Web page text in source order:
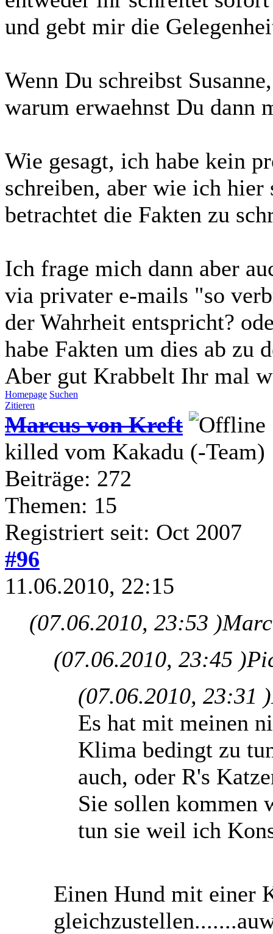
und gebt mir die
Wenn Du schreibst
warum erwaehnst Du dann
Wie gesagt, ich habe kein
schreiben, aber wie ich
betrachtet die Fakten zu
Ich frage mich dann aber
via privater e-mails "so
der Wahrheit entspricht?
habe Fakten um dies ab zu
Aber gut Krabbelt Ihr mal
Homepage Suchen
Zitieren
Marcus von Kreft
killed vom Kakadu (-Team)
Beiträge: 272
Themen: 15
Registriert seit: Oct 2007
#96
11.06.2010, 22:15
(07.06.2010, 23:53 )
(07.06.2010, 23:45 )
(07.06.2010, 23:31 )
Es hat mit meinen
Klima bedingt zu
auch, oder R's
Sie sollen kommen
tun sie weil ich
Einen Hund mit einer